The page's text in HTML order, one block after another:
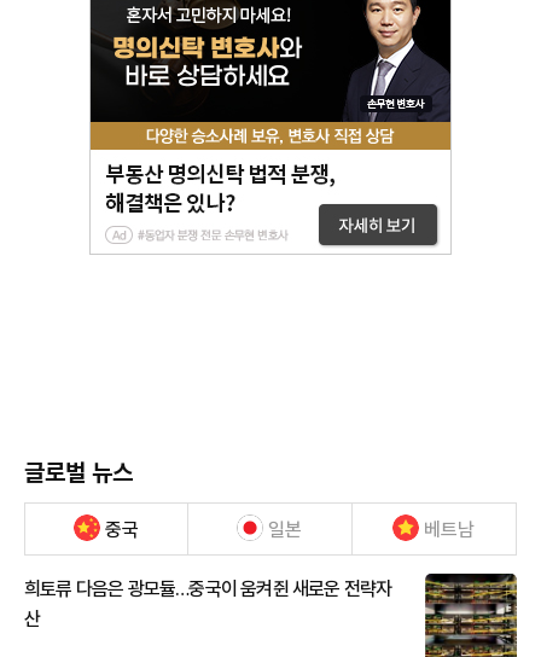
글로벌 뉴스
중국 일본 베트남
희토류 다음은 광모듈…중국이 움켜쥔 새로운 전략자
산